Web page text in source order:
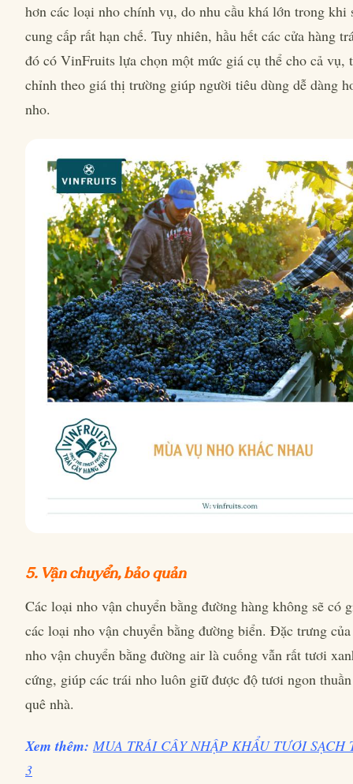
hơn các loại nho chính vụ, do nhu cầu khá lớn trong khi
cung cấp rất hạn chế. Tuy nhiên, hầu hết các cửa hàng
đó có VinFruits lựa chọn một mức giá cụ thể cho cả vụ,
chỉnh theo giá thị trường giúp người tiêu dùng dễ dàng
nho.
5. Vận chuyển, bảo quản
Các loại nho vận chuyển bằng đường hàng không sẽ có
các loại nho vận chuyển bằng đường biển. Đặc trưng
nho vận chuyển bằng đường air là cuống vẫn rất tươi
cứng, giúp các trái nho luôn giữ được độ tươi ngon
quê nhà.
Xem thêm: MUA TRÁI CÂY NHẬP KHẨU TƯƠI SẠCH
3